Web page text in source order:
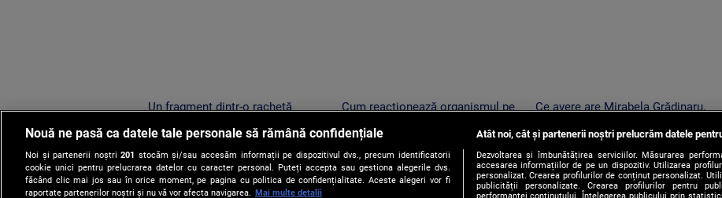
Un fragment dintr-o rachetă
descoperit oamenii de știință
după impact
Cum reacționează organismul pe
poate depăși 50 de grade. Cum ne
protejăm
Ce avere are Mirabela Grădinaru,
a încasat anul trecut
Nouă ne pasă ca datele tale personale să rămână confidențiale
Noi și partenerii noștri201 stocăm și/sau accesăm informații pe dispozitivul dvs., precum identificatorii
cookie unici pentru prelucrarea datelor cu caracter personal. Puteți accepta sau gestiona alegerile dvs.
făcând clic mai jos sau în orice moment, pe pagina cu politica de confidențialitate. Aceste alegeri vor fi
raportate partenerilor noștri și nu vă vor afecta navigarea.
Mai multe detalii
Atât noi, cât și partenerii noștri prelucrăm datele
Dezvoltarea și îmbunătățirea serviciilor. Măsurarea
accesarea informațiilor de pe un dispozitiv. Utilizarea
personalizat. Crearea profilurilor de conținut personalizat.
publicității personalizate. Crearea profilurilor pentru